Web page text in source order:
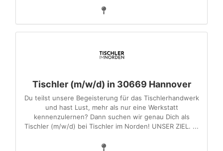
Tischler (m/w/d) in 30669 Hannover
Du teilst unsere Begeisterung für das Tischlerhandwerk
und hast Lust, mehr als nur eine Werkstatt
kennenzulernen? Dann suchen wir genau Dich als
Tischler (m/w/d) bei Tischler im Norden! UNSER ZIEL. ...